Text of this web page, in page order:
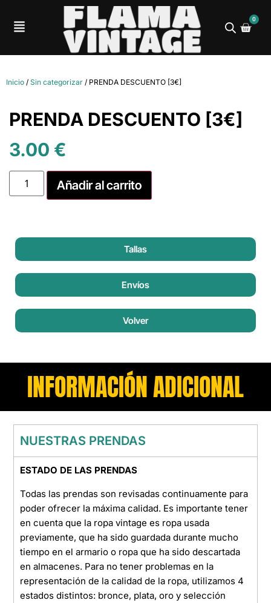
0
Inicio / Sin categorizar / PRENDA DESCUENTO [3€]
PRENDA DESCUENTO [3€]
3.00 €
Añadir al carrito
Tallas
Envíos
Volver
INFORMACIÓN ADICIONAL
NUESTRAS PRENDAS
ESTADO DE LAS PRENDAS
Todas las prendas son revisadas continuamente para
poder ofrecer la máxima calidad. Es importante tener
en cuenta que la ropa vintage es ropa usada
previamente, que ha sido guardada durante mucho
tiempo en el armario o ropa que ha sido descartada
en almacenes. Para no tener problemas en la
representación de la calidad de la ropa, utilizamos 4
estados distintos: bronce, plata, oro y selección